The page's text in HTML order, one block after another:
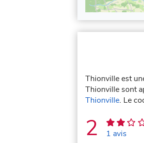
Thionville est
Thionville sont
Thionville. Le
2 1 avis